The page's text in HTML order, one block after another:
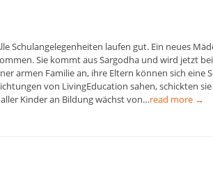
Schulangelegenheiten laufen gut. Ein neues
Sie kommt aus Sargodha und wird jetzt
armen Familie an, ihre Eltern können sich eine
von LivingEducation sahen, schickten
Kinder an Bildung wächst von…read more →